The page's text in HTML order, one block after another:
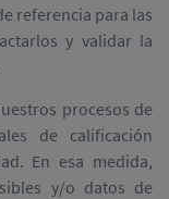
referencia para las
y validar la
procesos de
de calificación
En esa medida,
y/o datos de